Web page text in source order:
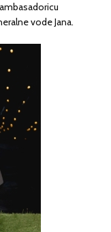
vode Jana.